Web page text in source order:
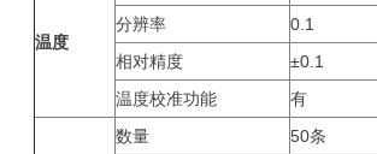
温度
分辨率
0.1
相对精度
±0.1
温度校准功能
有
数量
50条